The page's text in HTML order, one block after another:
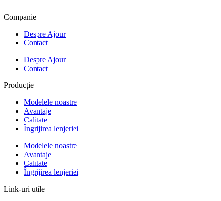
Companie
Despre Ajour
Contact
Despre Ajour
Contact
Producție
Modelele noastre
Avantaje
Calitate
Îngrijirea lenjeriei
Modelele noastre
Avantaje
Calitate
Îngrijirea lenjeriei
Link-uri utile